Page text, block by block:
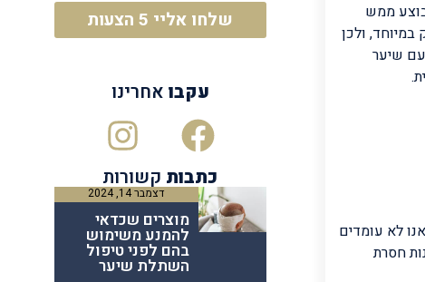
ממש
ולכן
שיער
לא עומדים
חסרת
שלחו אליי 5 הצעות
עקבו אחרינו
כתבות קשורות
מוצרים שכדאי
להמנע משימוש
בהם לפני טיפול
השתלת שיער
דצמבר 14, 2024